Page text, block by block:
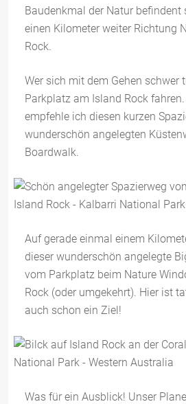
Baudenkmal der Natur befindent
einen Kilometer weiter Richtung
Rock.
Wer sich mit dem Gehen schwer
Parkplatz am Island Rock
empfehle ich diesen kurzen
wunderschön angelegten
Boardwalk.
Auf gerade einmal einem
dieser wunderschön angelegte
vom Parkplatz beim Nature
Rock (oder umgekehrt). Hier ist
auch schon ein Ziel!
Was für ein Ausblick! Unser